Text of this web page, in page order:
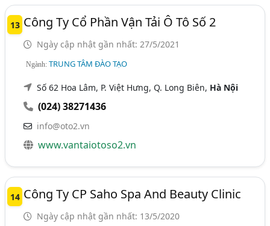
13 Công Ty Cổ Phần Vận Tải Ô Tô Số 2
Ngày cập nhật gần nhất: 27/5/2021
Ngành:TRUNG TÂM ĐÀO TẠO
Số 62 Hoa Lâm, P. Việt Hưng, Q. Long Biên, Hà Nội
(024) 38271436
info@oto2.vn
www.vantaiotoso2.vn
14 Công Ty CP Saho Spa And Beauty Clinic
Ngày cập nhật gần nhất: 13/5/2020